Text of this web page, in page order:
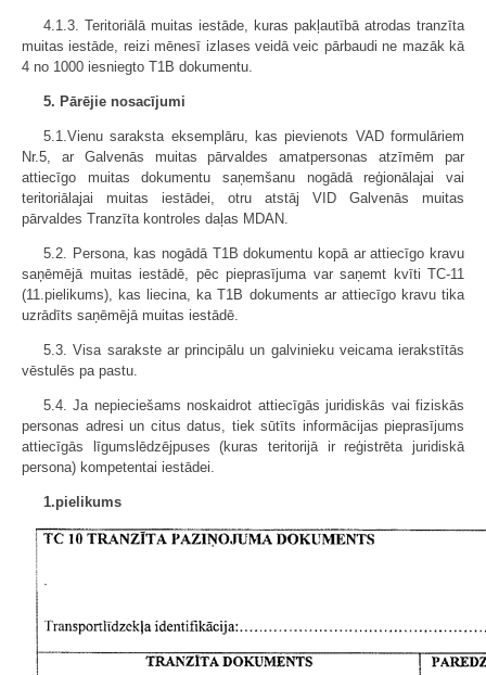
4.1.3. Teritoriālā muitas iestāde, kuras pakļautībā atrodas tranzīta
muitas iestāde, reizi mēnesī izlases veidā veic pārbaudi ne mazāk kā
4 no 1000 iesniegto T1B dokumentu.
5. Pārējie nosacījumi
5.1.Vienu saraksta eksemplāru, kas pievienots VAD formulāriem
Nr.5, ar Galvenās muitas pārvaldes amatpersonas atzīmēm par
attiecīgo muitas dokumentu saņemšanu nogādā reģionālajai vai
teritoriālajai muitas iestādei, otru atstāj VID Galvenās muitas
pārvaldes Tranzīta kontroles daļas MDAN.
5.2. Persona, kas nogādā T1B dokumentu kopā ar attiecīgo kravu
saņēmējā muitas iestādē, pēc pieprasījuma var saņemt kvīti TC-11
(11.pielikums), kas liecina, ka T1B dokuments ar attiecīgo kravu tika
uzrādīts saņēmējā muitas iestādē.
5.3. Visa sarakste ar principālu un galvinieku veicama ierakstītās
vēstulēs pa pastu.
5.4. Ja nepieciešams noskaidrot attiecīgās juridiskās vai fiziskās
personas adresi un citus datus, tiek sūtīts informācijas pieprasījums
attiecīgās līgumslēdzējpuses (kuras teritorijā ir reģistrēta juridiskā
persona) kompetentai iestādei.
1.pielikums